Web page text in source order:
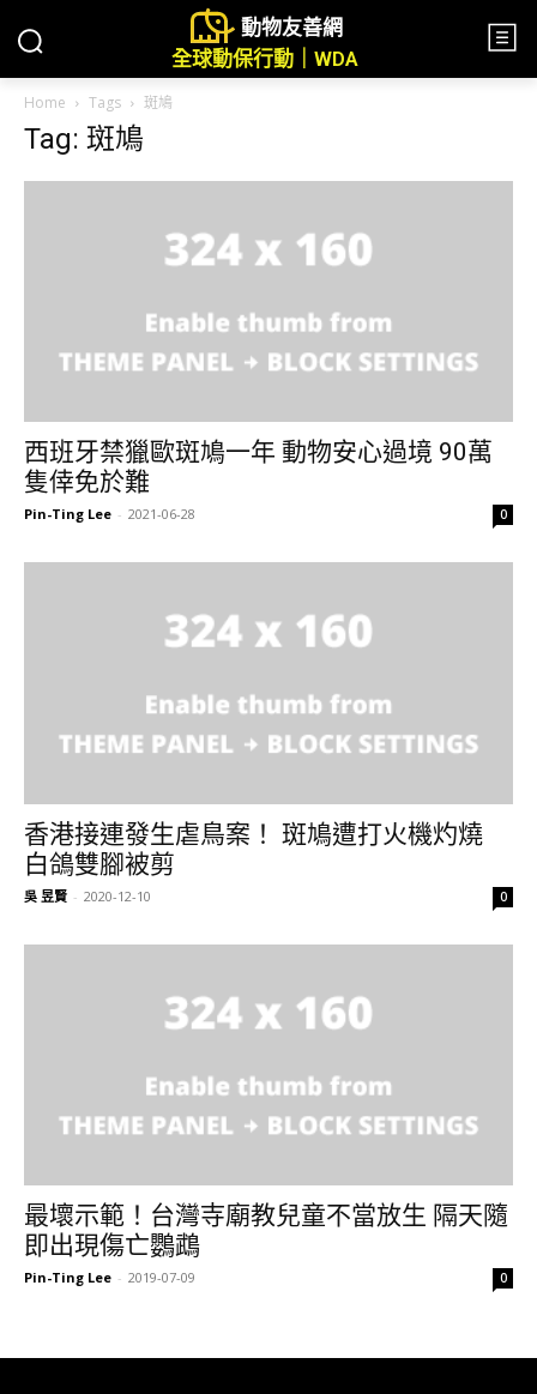
動物友善網
全球動保行動｜WDA
Home Tags 斑鳩
Tag: 斑鳩
西班牙禁獵歐斑鳩一年 動物安心過境 90萬
隻倖免於難
Pin-Ting Lee - 2021-06-28 0
香港接連發生虐鳥案！ 斑鳩遭打火機灼燒
白鴿雙腳被剪
吳 昱賢 - 2020-12-10 0
最壞示範！台灣寺廟教兒童不當放生 隔天隨
即出現傷亡鸚鵡
Pin-Ting Lee - 2019-07-09 0